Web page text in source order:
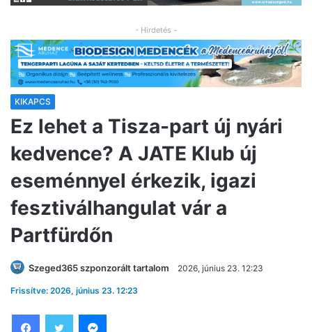
- Hirdetés -
KIKAPCS
Ez lehet a Tisza-part új nyári
kedvence? A JATE Klub új
eseménnyel érkezik, igazi
fesztiválhangulat vár a
Partfürdőn
Szeged365 szponzorált tartalom 2026, június 23. 12:23
Frissítve: 2026, június 23. 12:23